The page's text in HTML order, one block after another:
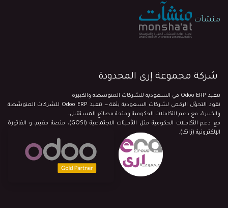
منشآت
شركة مجموعة إرى المحدودة
تنفيذ Odoo ERP في السعودية للشركات المتوسطة والكبيرة
نقود التحوّل الرقمي لشركات السعودية بثقة — تنفيذ Odoo ERP للشركات المتوسّطة
والكبيرة، مع دعم التكاملات الحكومية ومنحة مصانع المستقبل،
مع دعم التكاملات الحكومية مثل التأمينات الاجتماعية (GOSI)، منصة مقيم، و الفاتورة
الإلكترونية (زاتكا).